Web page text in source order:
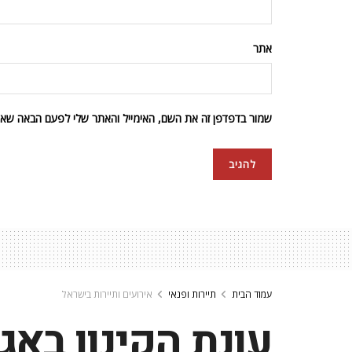
אתר
שמור בדפדפן זה את השם, האימייל והאתר שלי לפעם הבאה
עמוד הבית תיירות ופנאי אירועים ותיירות בישראל